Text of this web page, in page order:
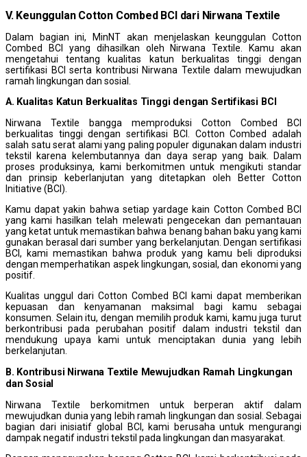
V. Keunggulan Cotton Combed BCI dari Nirwana Textile
Dalam bagian ini, MinNT akan menjelaskan keunggulan Cotton
Combed BCI yang dihasilkan oleh Nirwana Textile. Kamu akan
mengetahui tentang kualitas katun berkualitas tinggi dengan
sertifikasi BCI serta kontribusi Nirwana Textile dalam mewujudkan
ramah lingkungan dan sosial.
A. Kualitas Katun Berkualitas Tinggi dengan Sertifikasi BCI
Nirwana Textile bangga memproduksi Cotton Combed BCI
berkualitas tinggi dengan sertifikasi BCI. Cotton Combed adalah
salah satu serat alami yang paling populer digunakan dalam industri
tekstil karena kelembutannya dan daya serap yang baik. Dalam
proses produksinya, kami berkomitmen untuk mengikuti standar
dan prinsip keberlanjutan yang ditetapkan oleh Better Cotton
Initiative (BCI).
Kamu dapat yakin bahwa setiap yardage kain Cotton Combed BCI
yang kami hasilkan telah melewati pengecekan dan pemantauan
yang ketat untuk memastikan bahwa benang bahan baku yang kami
gunakan berasal dari sumber yang berkelanjutan. Dengan sertifikasi
BCI, kami memastikan bahwa produk yang kamu beli diproduksi
dengan memperhatikan aspek lingkungan, sosial, dan ekonomi yang
positif.
Kualitas unggul dari Cotton Combed BCI kami dapat memberikan
kepuasan dan kenyamanan maksimal bagi kamu sebagai
konsumen. Selain itu, dengan memilih produk kami, kamu juga turut
berkontribusi pada perubahan positif dalam industri tekstil dan
mendukung upaya kami untuk menciptakan dunia yang lebih
berkelanjutan.
B. Kontribusi Nirwana Textile Mewujudkan Ramah Lingkungan
dan Sosial
Nirwana Textile berkomitmen untuk berperan aktif dalam
mewujudkan dunia yang lebih ramah lingkungan dan sosial. Sebagai
bagian dari inisiatif global BCI, kami berusaha untuk mengurangi
dampak negatif industri tekstil pada lingkungan dan masyarakat.